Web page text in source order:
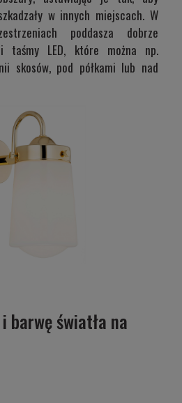
w innych miejscach. W
poddasza dobrze
taśmy LED, które można np.
skosów, pod półkami lub nad
barwę światła na